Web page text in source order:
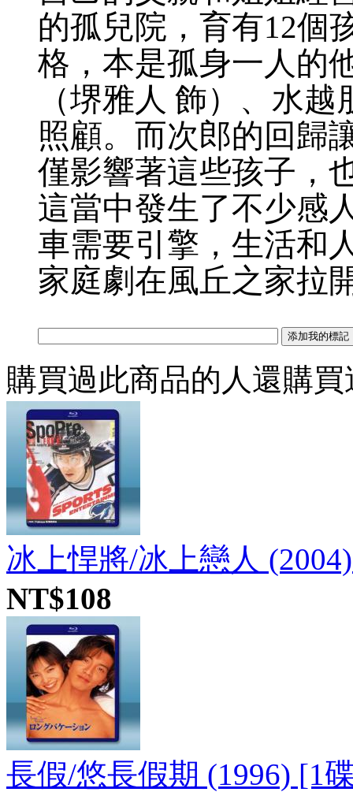
的孤兒院，育有12個
格，本是孤身一人的
（堺雅人 飾）、水
照顧。而次郎的回歸
僅影響著這些孩子，
這當中發生了不少感
車需要引擎，生活和
家庭劇在風丘之家拉
購買過此商品的人還購買
冰上悍將/冰上戀人
NT$108
長假/悠長假期 (1996) [1